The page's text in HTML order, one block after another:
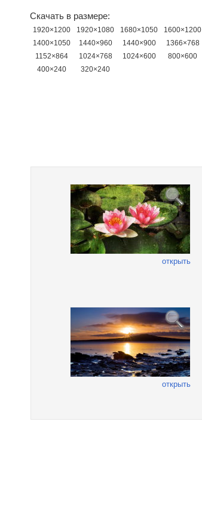
Скачать в размере:
1920×1200 1920×1080 1680×1050 1600×1200
1400×1050
1440×960 1440×900 1366×768
1152×864
1024×768 1024×600 800×600
400×240
320×240
открыть
открыть